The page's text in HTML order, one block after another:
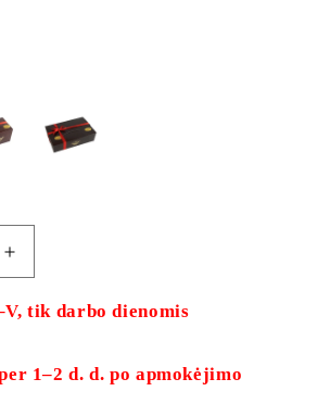
Increase
quantity
for
candy
tik darbo dienomis
1–2 d. d. po apmokėjimo